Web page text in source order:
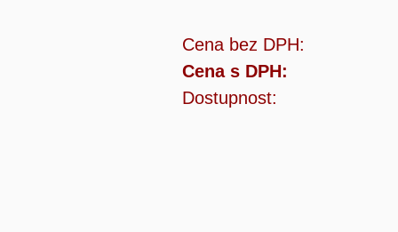
Cena bez DPH:
Cena s DPH:
Dostupnost: